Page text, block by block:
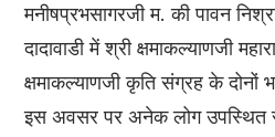
मनीषप्रभसागरजी म. की पावन
दादावाडी में श्री क्षमाकल्याणजी
क्षमाकल्याणजी कृति संग्रह के दोनों
इस अवसर पर अनेक लोग उपस्थित